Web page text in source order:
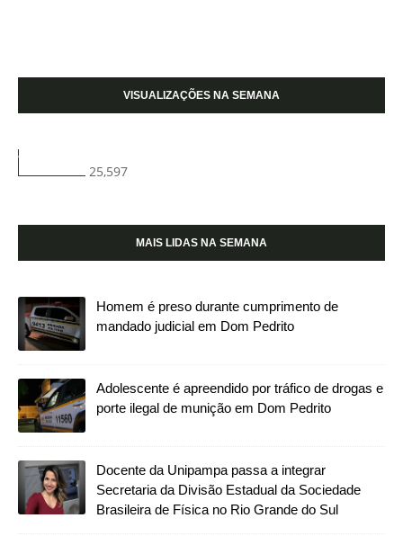
VISUALIZAÇÕES NA SEMANA
25,597
MAIS LIDAS NA SEMANA
Homem é preso durante cumprimento de
mandado judicial em Dom Pedrito
Adolescente é apreendido por tráfico de drogas e
porte ilegal de munição em Dom Pedrito
Docente da Unipampa passa a integrar
Secretaria da Divisão Estadual da Sociedade
Brasileira de Física no Rio Grande do Sul